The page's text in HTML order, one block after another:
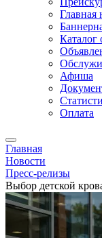
Главная
Каталог
Афиша
Оплата
Главная
Новости
Пресс-релизы
Выбор детской